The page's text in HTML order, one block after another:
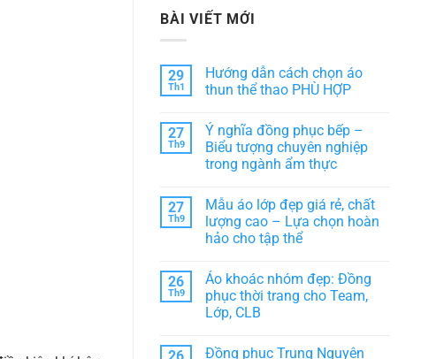
BÀI VIẾT MỚI
29
Th1
Hướng dẫn cách chọn áo
thun thể thao PHÙ HỢP
có
bình
luận
ở
Hướng
chọn
áo
thun
thể
thao
HỢP
27
Th9
Ý nghĩa đồng phục bếp –
Biểu tượng chuyên nghiệp
trong ngành ẩm thực
bình
luận
ở
Ý
phục
bếp
–
Biểu
tượng
trong
27
Th9
Mẫu áo lớp đẹp giá rẻ, chất
lượng cao – Lựa chọn hoàn
hảo cho tập thể
có
bình
luận
ở
Mẫu
đẹp
26
Th9
Áo khoác nhóm đẹp: Đồng
phục thời trang cho Team,
Lớp, CLB
bình
Đồng phục Trung Nguyên